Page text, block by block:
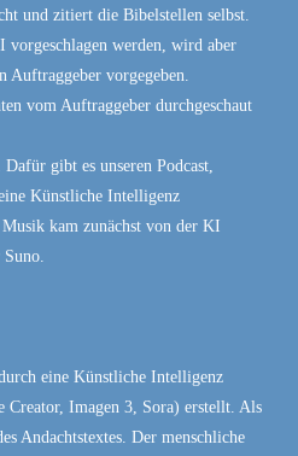
und zitiert die Bibelstellen selbst.
vorgeschlagen werden, wird aber
Auftraggeber vorgegeben.
vom Auftraggeber durchgeschaut
gibt es unseren Podcast,
Künstliche Intelligenz
kam zunächst von der KI
eine Künstliche Intelligenz
Imagen 3, Sora) erstellt. Als
Andachtstextes. Der menschliche